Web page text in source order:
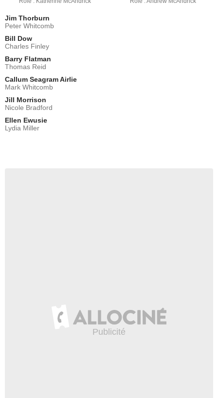
Jim Thorburn
Peter Whitcomb
Bill Dow
Charles Finley
Barry Flatman
Thomas Reid
Callum Seagram Airlie
Mark Whitcomb
Jill Morrison
Nicole Bradford
Ellen Ewusie
Lydia Miller